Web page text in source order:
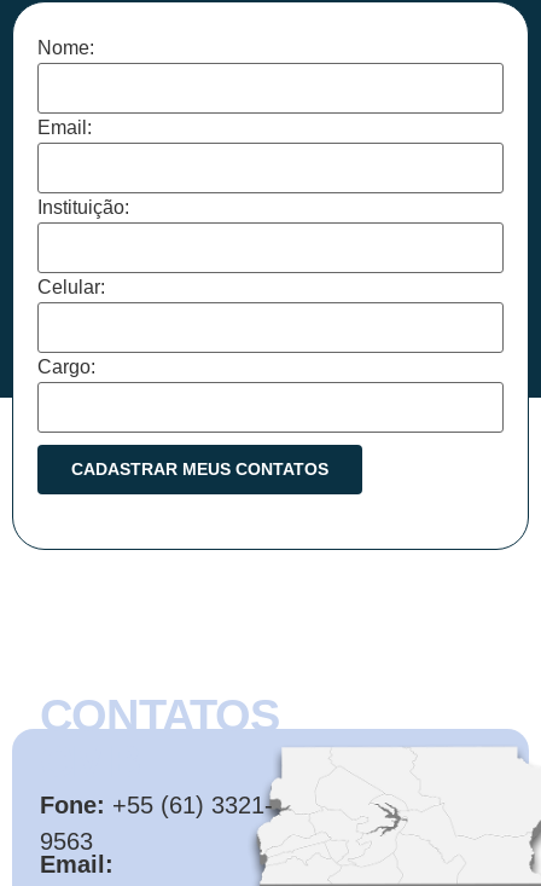
Nome:
Email:
Instituição:
Celular:
Cargo:
CONTATOS
Fone: +55 (61) 3321-
9563
Email: